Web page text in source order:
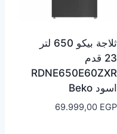
ثلاجة بيكو 650 لتر
23 قدم
RDNE650E60ZXR
اسود Beko
69.999,00 EGP